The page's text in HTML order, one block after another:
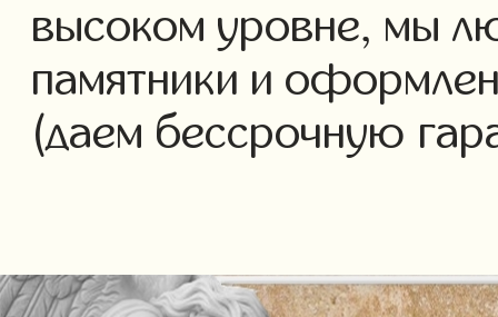
высоком уровне, мы
памятники и
(даем бессрочную